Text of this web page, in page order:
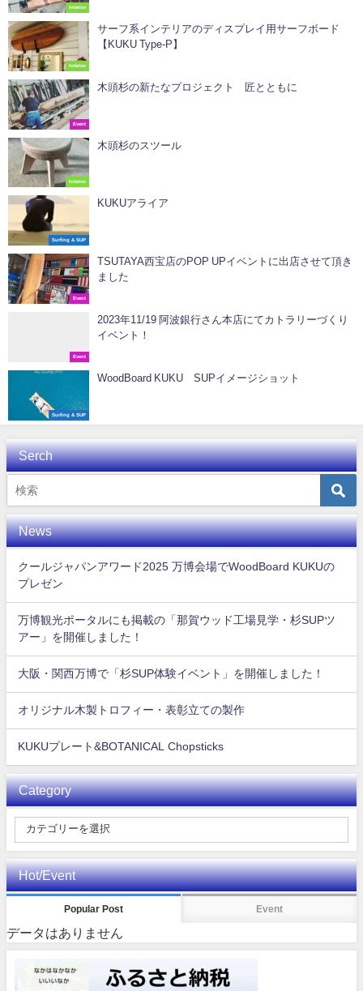
Interior
Interior
サーフ系インテリアのディスプレイ用サーフボード
【KUKU Type-P】
Event
木頭杉の新たなプロジェクト 匠とともに
Interior
木頭杉のスツール
Surfing & SUP
KUKUアライア
Event
TSUTAYA西宝店のPOP UPイベントに出店させて頂き
ました
Event
2023年11/19 阿波銀行さん本店にてカトラリーづくり
イベント！
Surfing & SUP
WoodBoard KUKU SUPイメージショット
Serch
News
クールジャパンアワード2025 万博会場でWoodBoard KUKUの
プレゼン
万博観光ポータルにも掲載の「那賀ウッド工場見学・杉SUPツ
アー」を開催しました！
大阪・関西万博で「杉SUP体験イベント」を開催しました！
オリジナル木製トロフィー・表彰立ての製作
KUKUプレート&BOTANICAL Chopsticks
Category
Hot/Event
Popular Post Event
データはありません